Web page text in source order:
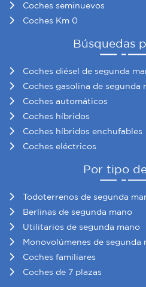
Coches seminuevos
Coches Km 0
Búsquedas
Coches diésel de segunda
Coches gasolina de segunda
Coches automáticos
Coches híbridos
Coches híbridos enchufables
Coches eléctricos
Por tipo
Todoterrenos de segunda
Berlinas de segunda mano
Utilitarios de segunda mano
Monovolúmenes de segunda
Coches familiares
Coches de 7 plazas